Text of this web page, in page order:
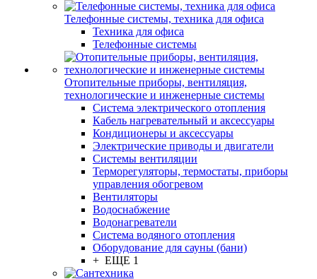
Телефонные системы, техника для офиса
Техника для офиса
Телефонные системы
Отопительные приборы, вентиляция,
технологические и инженерные системы
Система электрического отопления
Кабель нагревательный и аксессуары
Кондиционеры и аксессуары
Электрические приводы и двигатели
Системы вентиляции
Терморегуляторы, термостаты, приборы
управления обогревом
Вентиляторы
Водоснабжение
Водонагреватели
Система водяного отопления
Оборудование для сауны (бани)
+ ЕЩЕ 1